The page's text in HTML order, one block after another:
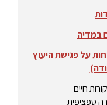
במדיה
על פגישת היעוץ
חיים
ספציפית